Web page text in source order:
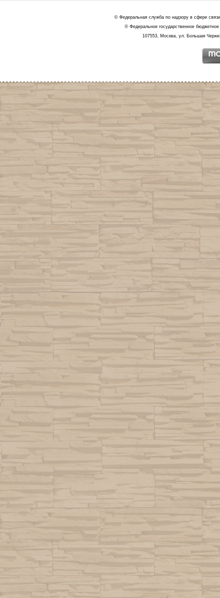
© Федеральная служба по надзору в сфере
© Федеральное государственное
107553, Москва, ул. Большая